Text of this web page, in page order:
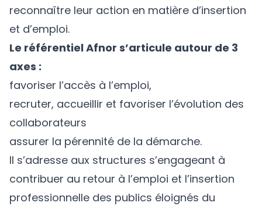
reconnaître leur action en matière d’insertion
et d’emploi.
Le référentiel Afnor s’articule autour de 3
axes :
favoriser l’accès à l’emploi,
recruter, accueillir et favoriser l’évolution des
collaborateurs
assurer la pérennité de la démarche.
Il s’adresse aux structures s’engageant à
contribuer au retour à l’emploi et l’insertion
professionnelle des publics éloignés du